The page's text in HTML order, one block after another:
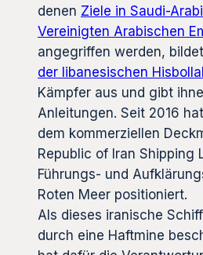
denen Ziele in Saudi-
Vereinigten Arabischen
angegriffen werden, bildet
der libanesischen
Kämpfer aus und gibt
Anleitungen. Seit 2016
dem kommerziellen
Republic of Iran Shipping
Führungs- und
Roten Meer positioniert.
Als dieses iranische
durch eine Haftmine